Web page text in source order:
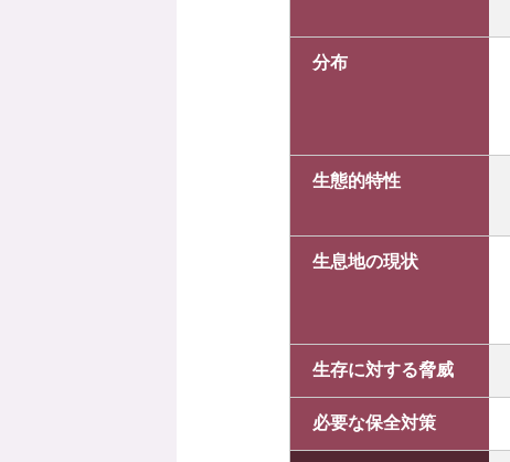
分布
生態的特性
生息地の現状
生存に対する脅威
必要な保全対策